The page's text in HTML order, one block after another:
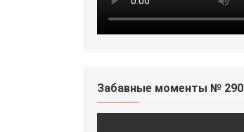
Забавные моменты № 290